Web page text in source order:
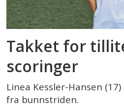
Takket for
scoringer
Linea Kessler-Hansen
fra bunnstriden.